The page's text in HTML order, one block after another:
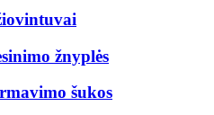
žnyplės
šukos